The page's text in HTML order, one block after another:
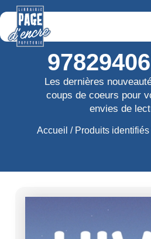
Les dernières
coups de coeurs pour
envies de
Accueil / Produits identifiés